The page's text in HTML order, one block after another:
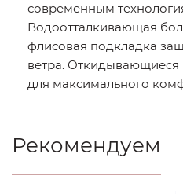
современным
Водоотталкивающая
флисовая подкладка
ветра.
для максимального
Рекомендуем